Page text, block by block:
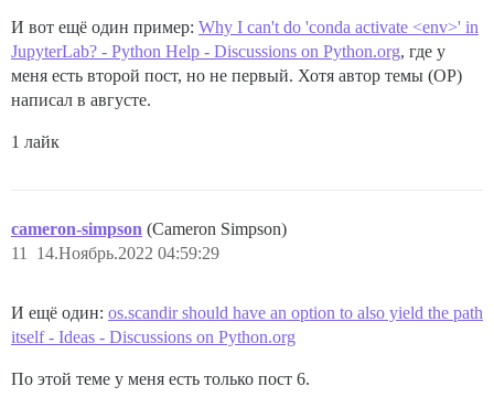
И вот ещё один пример: Why I can't do 'conda activate <env>' in
JupyterLab? - Python Help - Discussions on Python.org, где у
меня есть второй пост, но не первый. Хотя автор темы (OP)
написал в августе.
1 лайк
cameron-simpson (Cameron Simpson)
14.Ноябрь.2022 04:59:29
11
И ещё один: os.scandir should have an option to also yield the path
itself - Ideas - Discussions on Python.org
По этой теме у меня есть только пост 6.